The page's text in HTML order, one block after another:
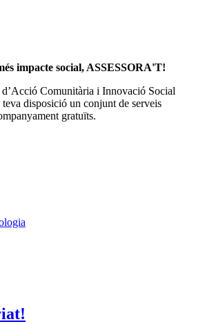
impacte social, ASSESSORA'T!
Comunitària i Innovació Social
teva disposició un conjunt de serveis
gratuïts.